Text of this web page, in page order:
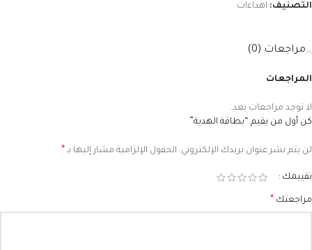
التصنيف: اهداءات
مراجعات (0)
المراجعات
لا توجد مراجعات بعد.
كن أول من يقيم “بطاقة الهدية”
لن يتم نشر عنوان بريدك الإلكتروني. الحقول الإلزامية مشار إليها بـ *
تقييمك
مراجعتك *